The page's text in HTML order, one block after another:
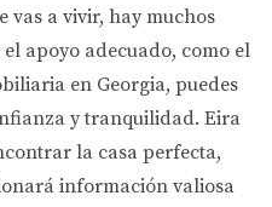
vas a vivir, hay muchos
apoyo adecuado, como el
en Georgia, puedes
y tranquilidad. Eira
la casa perfecta,
información valiosa